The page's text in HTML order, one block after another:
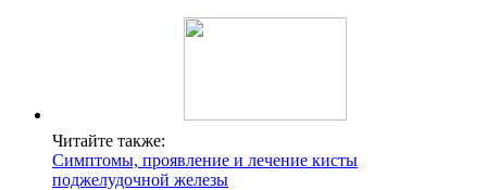
Читайте также:
Симптомы, проявление и лечение кисты
поджелудочной железы